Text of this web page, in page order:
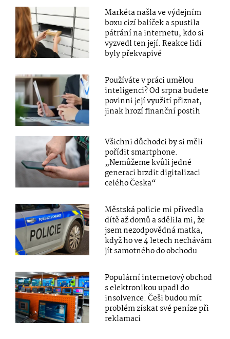
Markéta našla ve výdejním
boxu cizí balíček a spustila
pátrání na internetu, kdo si
vyzvedl ten její. Reakce lidí
byly překvapivé
Používáte v práci umělou
inteligenci? Od srpna budete
povinni její využití přiznat,
jinak hrozí finanční postih
Všichni důchodci by si měli
pořídit smartphone.
„Nemůžeme kvůli jedné
generaci brzdit digitalizaci
celého Česka“
Městská policie mi přivedla
dítě až domů a sdělila mi, že
jsem nezodpovědná matka,
když ho ve 4 letech nechávám
jít samotného do obchodu
Populární internetový obchod
s elektronikou upadl do
insolvence. Češi budou mít
problém získat své peníze při
reklamaci